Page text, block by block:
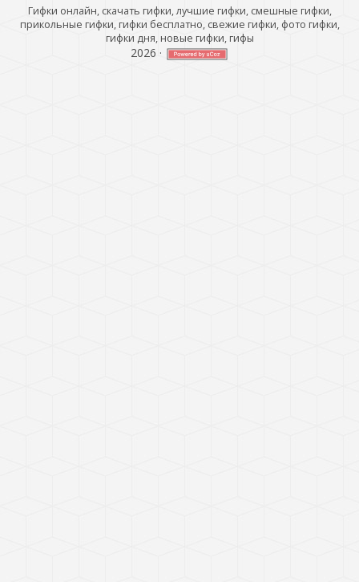
Гифки онлайн, скачать гифки, лучшие гифки, смешные гифки,
прикольные гифки, гифки бесплатно, свежие гифки, фото гифки,
гифки дня, новые гифки, гифы
2026 ·